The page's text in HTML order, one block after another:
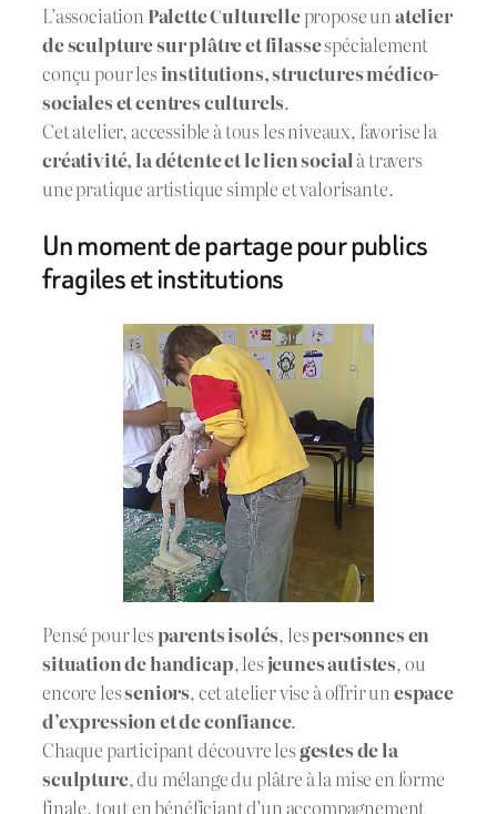
L’association Palette Culturellepropose un atelier
de sculpture sur plâtre et filassespécialement
conçu pour lesinstitutions, structures médico-
sociales et centres culturels.
Cet atelier, accessible à tous les niveaux, favorise la
créativité, la détente et le lien social à travers
une pratique artistique simple et valorisante.
Un moment de partage pour publics
fragiles et institutions
Pensé pour lesparents isolés, lespersonnes en
situation de handicap, lesjeunes autistes, ou
encore lesseniors, cet atelier vise à offrir unespace
d’expression et de confiance.
Chaque participant découvre lesgestes de la
sculpture, du mélange du plâtre à la mise en forme
finale, tout en bénéficiant d’un accompagnement